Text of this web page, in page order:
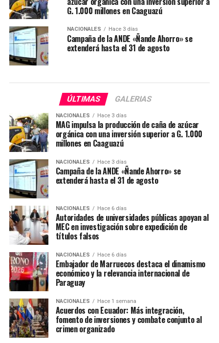
G. 1.000 millones en Caaguazú
NACIONALES Hace 3 días
Campaña de la ANDE «Ñande Ahorro» se
extenderá hasta el 31 de agosto
ÚLTIMAS GALERIAS
NACIONALES Hace 3 días
MAG impulsa la producción de caña de azúcar
orgánica con una inversión superior a G. 1.000
millones en Caaguazú
NACIONALES Hace 3 días
Campaña de la ANDE «Ñande Ahorro» se
extenderá hasta el 31 de agosto
NACIONALES Hace 6 días
Autoridades de universidades públicas apoyan al
MEC en investigación sobre expedición de
títulos falsos
NACIONALES Hace 6 días
Embajador de Marruecos destaca el dinamismo
económico y la relevancia internacional de
Paraguay
NACIONALES Hace 1 semana
Acuerdos con Ecuador: Más integración,
fomento de inversiones y combate conjunto al
crimen organizado